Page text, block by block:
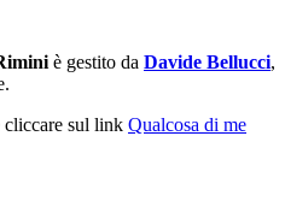
è gestito da Davide Bellucci,
cliccare sul link Qualcosa di me